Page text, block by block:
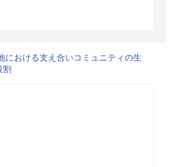
における支え合いコミュニティの生